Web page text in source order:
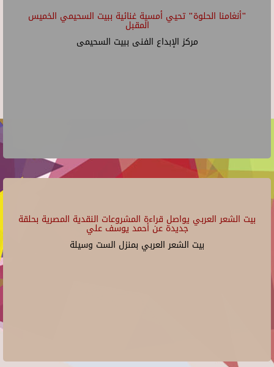
"أنغامنا الحلوة" تحيي أمسية غنائية ببيت السحيمي الخميس
المقبل
مركز الإبداع الفنى ببيت السحيمى
بيت الشعر العربي يواصل قراءة المشروعات النقدية المصرية بحلقة
جديدة عن أحمد يوسف علي
بيت الشعر العربي بمنزل الست وسيلة